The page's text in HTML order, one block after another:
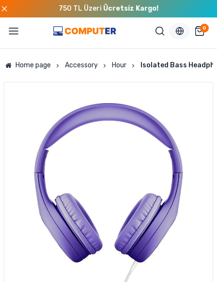
750 TL Üzeri Ücretsiz Kargo!
0
Home page Accessory Hour Isolated Bass